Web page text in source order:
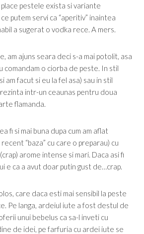
pestele exista si variante
putem servi ca “aperitiv” inaintea
a sugerat o vodka rece. A mers.
am ajuns seara deci s-a mai potolit, asa
comandam o ciorba de peste. In stil
am facut si eu la fel asa) sau in stil
intr-un ceaunas pentru doua
flamanda.
fi si mai buna dupa cum am aflat
“baza” cu care o preparau) cu
arome intense si mari. Daca asi fi
e ca a avut doar putin gust de…crap.
care daca esti mai sensibil la peste
Pe langa, ardeiul iute a fost destul de
unui bebelus ca sa-l inveti cu
de idei, pe farfuria cu ardei iute se